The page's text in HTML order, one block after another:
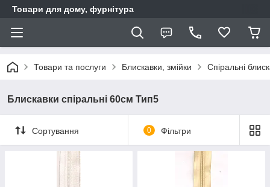
Товари для дому, фурнітура
Товари та послуги Блискавки, змійки Спіральні
Блискавки спіральні 60см Тип5
Сортування 0 Фільтри